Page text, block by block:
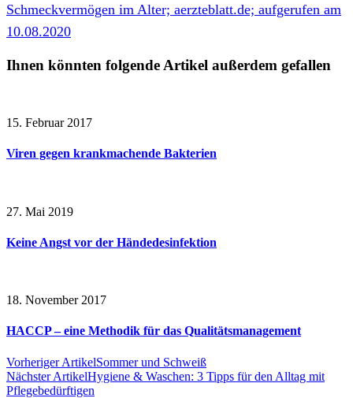
Schmeckvermögen im Alter; aerzteblatt.de; aufgerufen am
10.08.2020
Ihnen könnten folgende Artikel außerdem gefallen
15. Februar 2017
Viren gegen krankmachende Bakterien
27. Mai 2019
Keine Angst vor der Händedesinfektion
18. November 2017
HACCP – eine Methodik für das Qualitätsmanagement
Vorheriger ArtikelSommer und Schweiß
Nächster ArtikelHygiene & Waschen: 3 Tipps für den Alltag mit
Pflegebedürftigen